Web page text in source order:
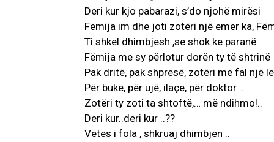
Deri kur kjo pabarazi, s’do njohë mirësi
Fëmija im dhe joti zotëri një emër ka,
Ti shkel dhimbjesh ,se shok ke paranë.
Fëmija me sy përlotur dorën ty të shtrinë
Pak dritë, pak shpresë, zotëri më fal një
Për bukë, për ujë, ilaçe, për doktor ..
Zotëri ty zoti ta shtoftë,… më ndihmo!..
Deri kur..deri kur ..??
Vetes i fola , shkruaj dhimbjen ..